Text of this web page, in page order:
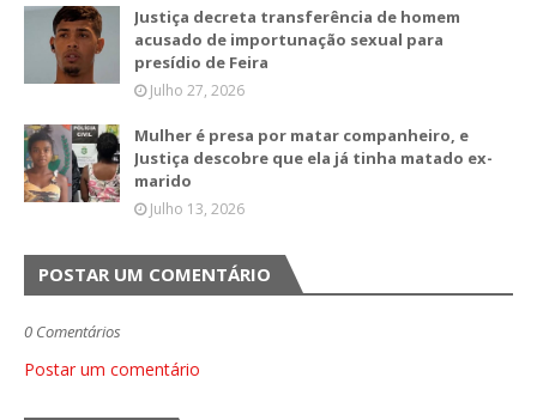
Justiça decreta transferência de homem
acusado de importunação sexual para
presídio de Feira
Julho 27, 2026
Mulher é presa por matar companheiro, e
Justiça descobre que ela já tinha matado ex-
marido
Julho 13, 2026
POSTAR UM COMENTÁRIO
0 Comentários
Postar um comentário